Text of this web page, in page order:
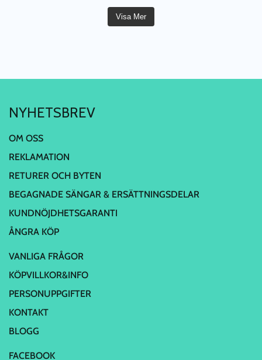
Visa Mer
NYHETSBREV
OM OSS
REKLAMATION
RETURER OCH BYTEN
BEGAGNADE SÄNGAR & ERSÄTTNINGSDELAR
KUNDNÖJDHETSGARANTI
ÅNGRA KÖP
VANLIGA FRÅGOR
KÖPVILLKOR&INFO
PERSONUPPGIFTER
KONTAKT
BLOGG
FACEBOOK